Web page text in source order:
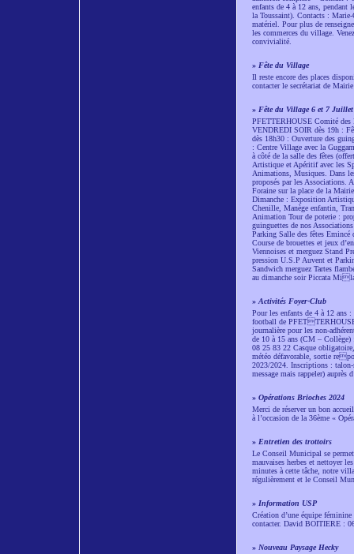
enfants de 4 à 12 ans, pendant
la Toussaint). Contacts :
matériel. Pour plus de
les commerces du village.
convivialité.
» Fête du Village
Il reste encore des places
contacter le secrétariat de
» Fête du Village 6 et 7 Juillet
PFETTERHOUSE Comité
VENDREDI SOIR dès 19h :
dès 18h30 : Ouverture des
: Centre Village avec la
à côté de la salle des fêtes
Artistique et Apéritif avec les
Animations, Musiques. Dans
proposés par les
Foraine sur la place de la
Dimanche : Exposition
Chenille, Manège enfantin,
Animation Tour de poterie :
guinguettes de nos
Parking Salle des fêtes
Course de brouettes et jeux
Viennoises et merguez Stand
pression U.S.P Auvent et
Sandwich merguez Tartes
au dimanche soir Piccata
» Activités Foyer-Club
Pour les enfants de 4 à 12 ans
football de
journalière pour les non-
de 10 à 15 ans (CM –
08 25 83 22 Casque
météo défavorable, sortie
2023/2024. Inscriptions : talon-
message mais rappeler)
» Opérations Brioches 2024
Merci de réserver un bon
à l’occasion de la 36ème «
» Entretien des trottoirs
Le Conseil Municipal se
mauvaises herbes et nettoyer
minutes à cette tâche, notre
régulièrement et le Conseil
» Information USP
Création d’une équipe
contacter. David BOITIERE :
» Nouveau Paysage Hecky